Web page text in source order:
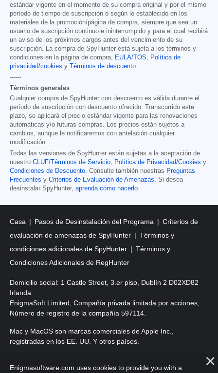
estándar vigente en el momento de su compra original y por el mismo
período de tiempo de suscripción o según lo establecido en los
materiales de la promoción/página de compra, siempre que sea un
usuario de suscripción continuo e ininterrumpido y para el cual recibirá
un aviso de los próximos cargos antes del vencimiento de su
suscripción. La compra de SpyHunter está sujeta a los términos y
condiciones en la página de compra,
EULA/TOS
Política de
privacidad/cookies y Términos de descuento
------
Términos generales
Cualquier compra de SpyHunter con descuento es válida durante el
período de suscripción con descuento ofrecido. Transcurrido este
plazo, se aplicará el precio estándar vigente para las renovaciones
automáticas y/o futuras compras. Los precios están sujetos a
cambios, aunque le notificaremos con antelación cualquier
modificación.
Todas las versiones de SpyHunter están sujetas a la aceptación de
nuestro CLUF/Términos de Servicio Política de Privacidad/Cookies y
Condiciones de Descuento . Consulte también nuestras Preguntas
Frecuentes y Criterios de Evaluación de Amenazas . Si desea
desinstalar SpyHunter, aprenda cómo hacerlo
Casa Pasos de Desinstalación del Programa
Criterios de
evaluación de amenazas de SpyHunter
Términos y
condiciones adicionales de SpyHunter
Términos y
Condiciones Adicionales de RegHunter
Domicilio social: 1 Castle Street, 3.er piso, Dublín 2 D02XD82
Irlanda.
EnigmaSoft Limited, Compañía privada limitada por acciones,
Número de registro de la compañía 597114.
Mac y MacOS son marcas comerciales de Apple Inc.,
registradas en los EE. UU. Y otros países.
reservados.
Enigmasoftware.com uses cookies to provide you with a